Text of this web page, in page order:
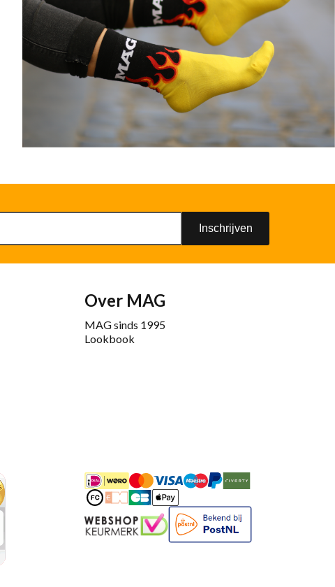
Inschrijven
Over MAG
MAG sinds 1995
Lookbook
iDEALMastercardBancontact
Maestro
PayPal
FashionCheque
OverboekingCarte Bancaire
Keurmerk